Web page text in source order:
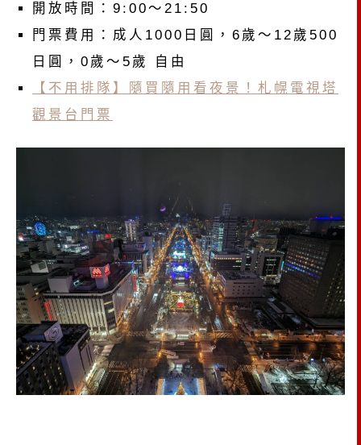
開放時間：9:00～21:50
門票費用：成人1000日圓，6歲～12歲500
日圓，0歲～5歲 自由
【不用排隊】隨買隨用看夜景！札幌電視塔
觀景台門票